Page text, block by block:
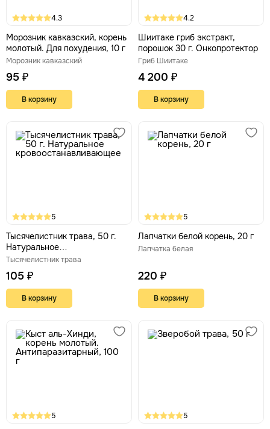
4.3
Морозник кавказский, корень
молотый. Для похудения, 10 г
Морозник кавказский
95 ₽
В корзину
4.2
Шиитаке гриб экстракт,
порошок 30 г. Онкопротектор
Гриб Шиитаке
4 200 ₽
В корзину
5
Тысячелистник трава, 50 г.
Натуральное
кровоостанавливающее
Тысячелистник трава
105 ₽
В корзину
5
Лапчатки белой корень, 20 г
Лапчатка белая
220 ₽
В корзину
5 5